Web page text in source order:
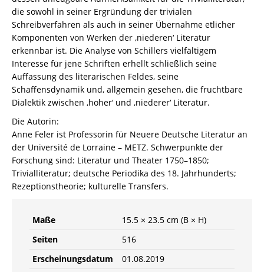
die sowohl in seiner Ergründung der trivialen
Schreibverfahren als auch in seiner Übernahme etlicher
Komponenten von Werken der ‚niederen‘ Literatur
erkennbar ist. Die Analyse von Schillers vielfältigem
Interesse für jene Schriften erhellt schließlich seine
Auffassung des literarischen Feldes, seine
Schaffensdynamik und, allgemein gesehen, die fruchtbare
Dialektik zwischen ‚hoher‘ und ‚niederer‘ Literatur.
Die Autorin:
Anne Feler ist Professorin für Neuere Deutsche Literatur an
der Université de Lorraine – METZ. Schwerpunkte der
Forschung sind: Literatur und Theater 1750–1850;
Trivialliteratur; deutsche Periodika des 18. Jahrhunderts;
Rezeptionstheorie; kulturelle Transfers.
Maße
15.5 × 23.5 cm (B × H)
Seiten
516
Erscheinungsdatum
01.08.2019